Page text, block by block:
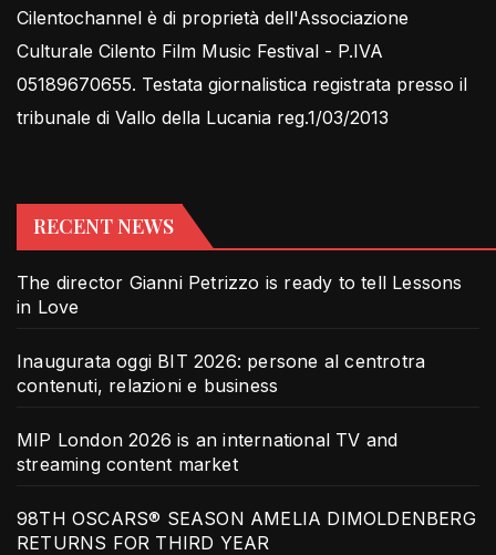
Cilentochannel è di proprietà dell'Associazione
Culturale Cilento Film Music Festival - P.IVA
05189670655. Testata giornalistica registrata presso il
tribunale di Vallo della Lucania reg.1/03/2013
RECENT NEWS
The director Gianni Petrizzo is ready to tell Lessons
in Love
Inaugurata oggi BIT 2026: persone al centrotra
contenuti, relazioni e business
MIP London 2026 is an international TV and
streaming content market
98TH OSCARS® SEASON AMELIA DIMOLDENBERG
RETURNS FOR THIRD YEAR